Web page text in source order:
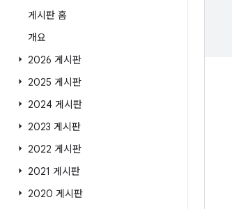
게시판 홈
개요
2026 게시판
2025 게시판
2024 게시판
2023 게시판
2022 게시판
2021 게시판
2020 게시판